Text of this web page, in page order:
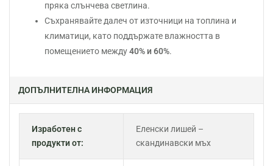
пряка слънчева светлина.
Съхранявайте далеч от източници на топлина и
климатици, като поддържате влажността в
помещението между40% и 60%.
ДОПЪЛНИТЕЛНА ИНФОРМАЦИЯ
Изработен с
продукти от:
Еленски лишей –
скандинавски мъх